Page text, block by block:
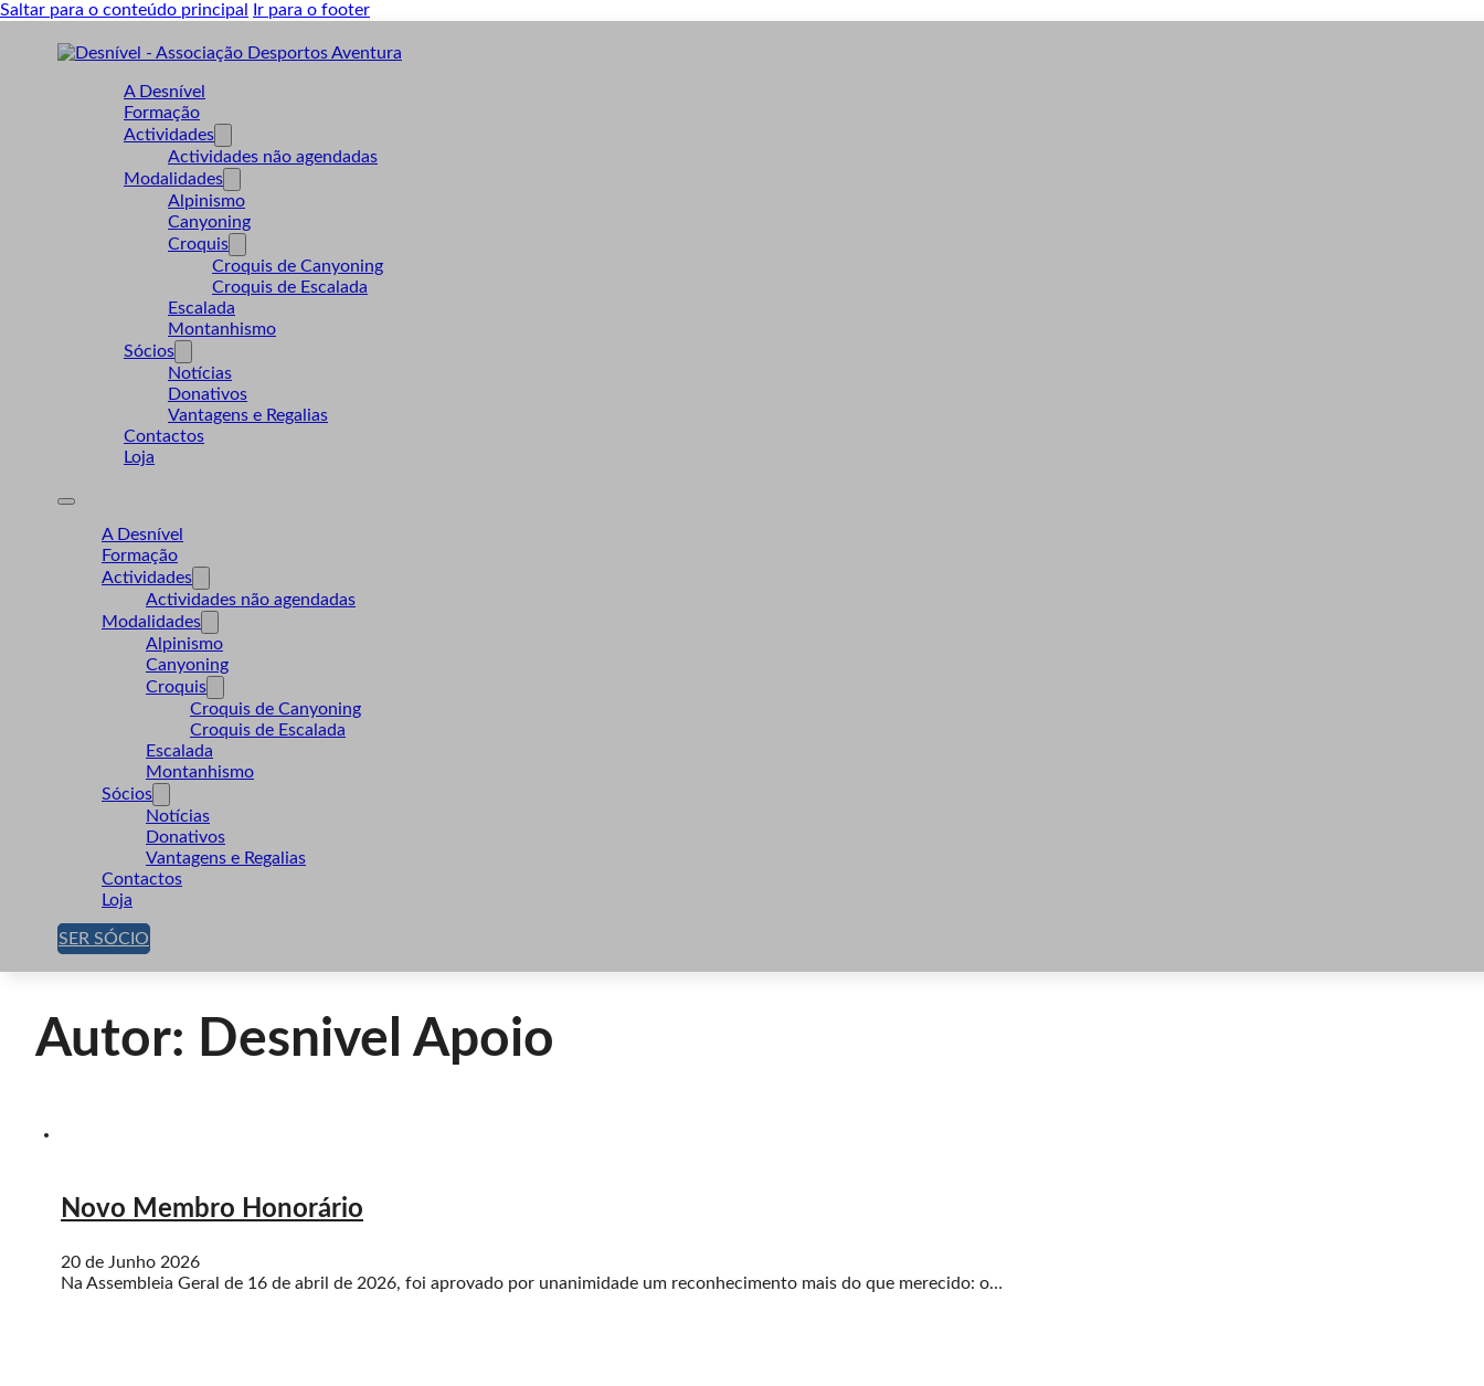
Saltar para o conteúdo principal Ir para o footer
A Desnível
Formação
Actividades
Actividades não agendadas
Modalidades
Alpinismo
Canyoning
Croquis
Croquis de Canyoning
Croquis de Escalada
Escalada
Montanhismo
Sócios
Notícias
Donativos
Vantagens e Regalias
Contactos
Loja
A Desnível
Formação
Actividades
Actividades não agendadas
Modalidades
Alpinismo
Canyoning
Croquis
Croquis de Canyoning
Croquis de Escalada
Escalada
Montanhismo
Sócios
Notícias
Donativos
Vantagens e Regalias
Contactos
Loja
SER SÓCIO
Autor: Desnivel Apoio
Novo Membro Honorário
20 de Junho 2026
Na Assembleia Geral de 16 de abril de 2026, foi aprovado por unanimidade um reconhecimento mais do que merecido: o…